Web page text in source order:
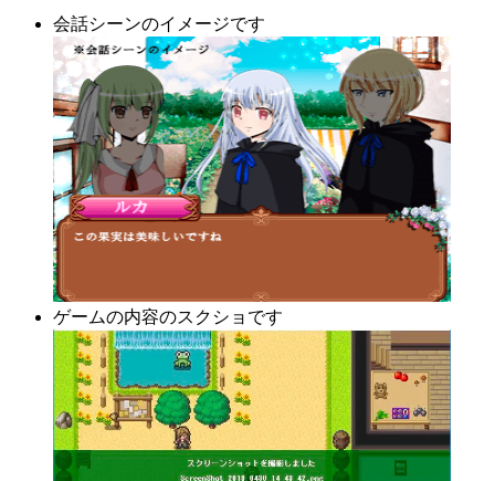
会話シーンのイメージです
ゲームの内容のスクショです